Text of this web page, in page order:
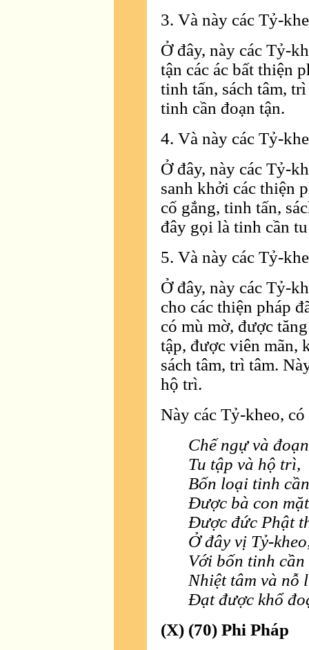
3. Và này các Tỷ-
Ở đây, này các Tỷ-
tận các ác bất thiện
tinh tấn, sách tâm,
tinh cần đoạn tận.
4. Và này các Tỷ-
Ở đây, này các Tỷ-
sanh khởi các thiện
cố gắng, tinh tấn,
đây gọi là tinh cần
5. Và này các Tỷ-
Ở đây, này các Tỷ-
cho các thiện pháp
có mù mờ, được
tập, được viên mãn,
sách tâm, trì tâm.
hộ trì.
Này các Tỷ-kheo,
Chế ngự và
Tu tập và hộ trì,
Bốn loại tinh
Ðược bà con
Ðược đức Phật
Ở đây vị Tỷ-
Với bốn tinh cần
Nhiệt tâm và nỗ
Ðạt được khổ
(X) (70) Phi Pháp